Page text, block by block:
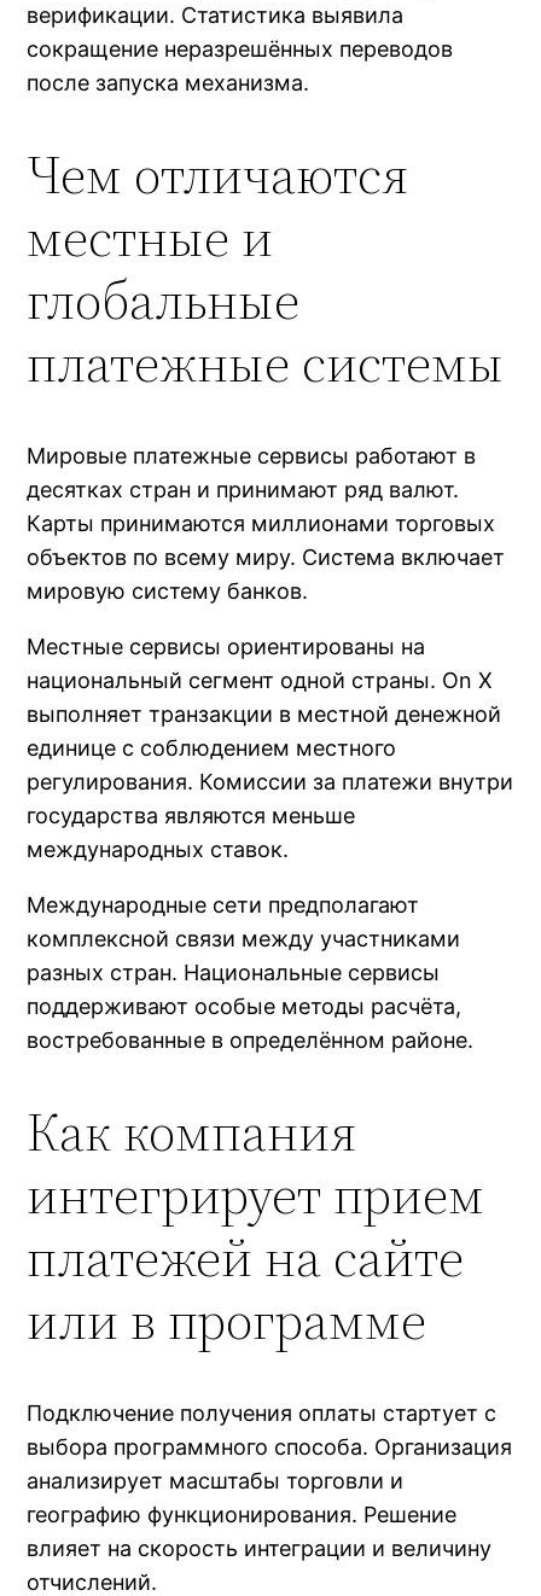
верификации. Статистика выявила
сокращение неразрешённых переводов
после запуска механизма.
Чем отличаются
местные и
глобальные
платежные системы
Мировые платежные сервисы работают в
десятках стран и принимают ряд валют.
Карты принимаются миллионами торговых
объектов по всему миру. Система включает
мировую систему банков.
Местные сервисы ориентированы на
национальный сегмент одной страны. On X
выполняет транзакции в местной денежной
единице с соблюдением местного
регулирования. Комиссии за платежи внутри
государства являются меньше
международных ставок.
Международные сети предполагают
комплексной связи между участниками
разных стран. Национальные сервисы
поддерживают особые методы расчёта,
востребованные в определённом районе.
Как компания
интегрирует прием
платежей на сайте
или в программе
Подключение получения оплаты стартует с
выбора программного способа. Организация
анализирует масштабы торговли и
географию функционирования. Решение
влияет на скорость интеграции и величину
отчислений.